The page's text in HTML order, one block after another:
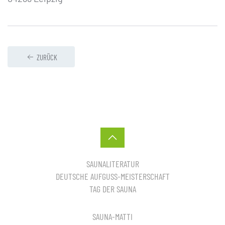
ZURÜCK
SAUNALITERATUR
DEUTSCHE AUFGUSS-MEISTERSCHAFT
TAG DER SAUNA
SAUNA-MATTI